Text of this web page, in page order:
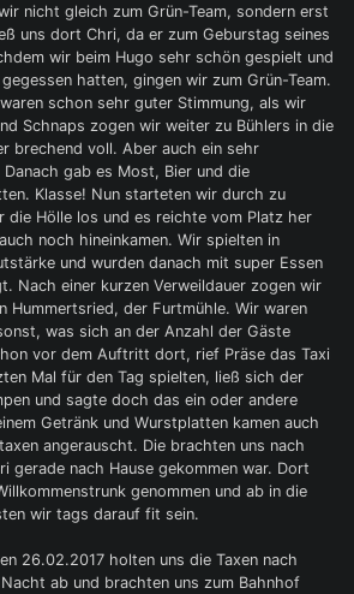
nicht gleich zum Grün-Team, sondern erst
uns dort Chri, da er zum Geburstag seines
wir beim Hugo sehr schön gespielt und
hatten, gingen wir zum Grün-Team.
schon sehr guter Stimmung, als wir
Schnaps zogen wir weiter zu Bühlers in die
brechend voll. Aber auch ein sehr
gab es Most, Bier und die
Klasse! Nun starteten wir durch zu
die Hölle los und es reichte vom Platz her
noch hineinkamen. Wir spielten in
und wurden danach mit super Essen
Nach einer kurzen Verweildauer zogen wir
Hummertsried, der Furtmühle. Wir waren
was sich an der Anzahl der Gäste
vor dem Auftritt dort, rief Präse das Taxi
Mal für den Tag spielten, ließ sich der
und sagte doch das ein oder andere
Getränk und Wurstplatten kamen auch
angerauscht. Die brachten uns nach
gerade nach Hause gekommen war. Dort
genommen und ab in die
wir tags darauf fit sein.
26.02.2017 holten uns die Taxen nach
ab und brachten uns zum Bahnhof